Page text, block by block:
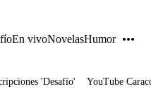
En vivoNovelasHumor
'Desafío' YouTube